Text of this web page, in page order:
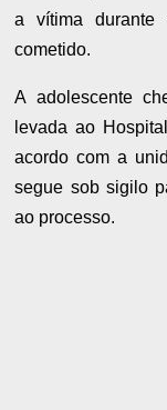
a vítima
cometido.
A adolescente
levada ao
acordo com a
segue sob sigilo
ao processo.